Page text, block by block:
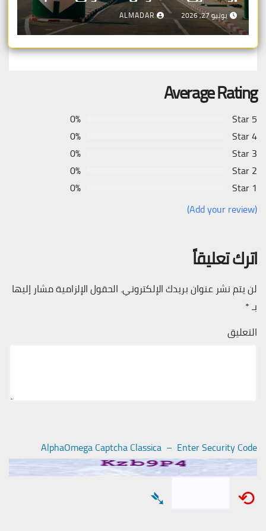
الاحتمال: 55%
يونيو 27, 2026 ALMADAR
Average Rating
5 Star
0%
4 Star
0%
3 Star
0%
2 Star
0%
1 Star
0%
(Add your review)
اترك تعليقاً
لن يتم نشر عنوان بريدك الإلكتروني. الحقول الإلزامية مشار إليها
بـ*
التعليق
AlphaOmega Captcha Classica – Enter Security Code
⟲
➴